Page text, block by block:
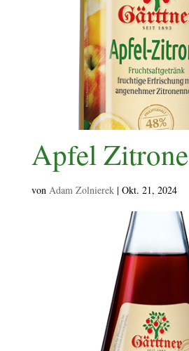
Apfel Zitrone
von Adam Zolnierek| Okt. 21, 2024